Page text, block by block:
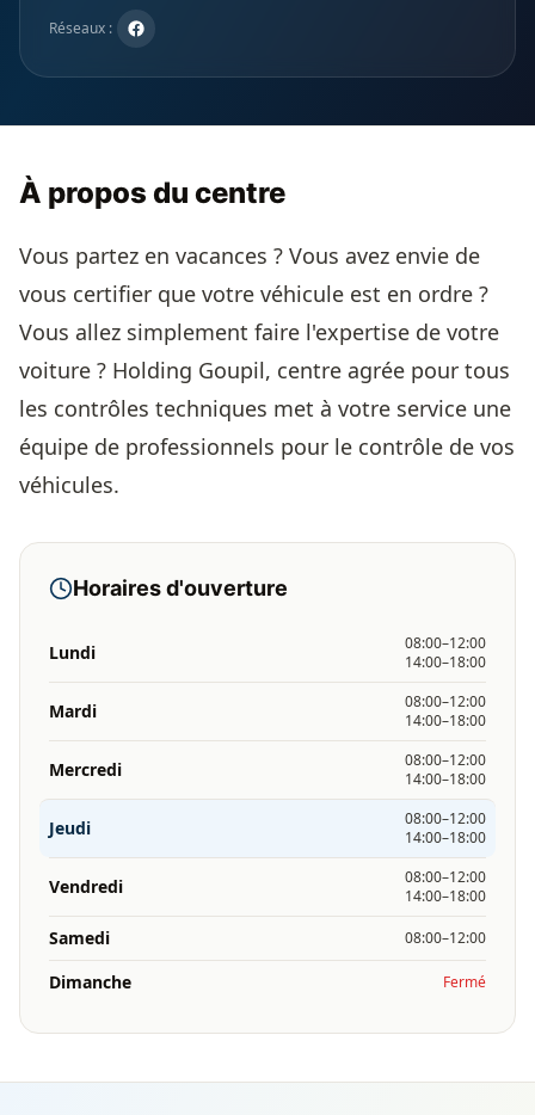
Réseaux :
À propos du centre
Vous partez en vacances ? Vous avez envie de
vous certifier que votre véhicule est en ordre ?
Vous allez simplement faire l'expertise de votre
voiture ? Holding Goupil, centre agrée pour tous
les contrôles techniques met à votre service une
équipe de professionnels pour le contrôle de vos
véhicules.
Horaires d'ouverture
Lundi
08:00–12:00
14:00–18:00
Mardi
08:00–12:00
14:00–18:00
Mercredi
08:00–12:00
14:00–18:00
Jeudi
08:00–12:00
14:00–18:00
Vendredi
08:00–12:00
14:00–18:00
Samedi 08:00–12:00
Dimanche Fermé